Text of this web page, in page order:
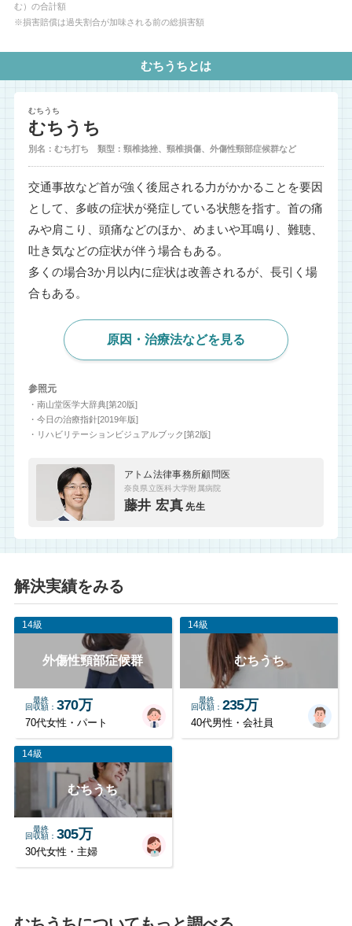
む）の合計額
※損害賠償は過失割合が加味される前の総損害額
むちうちとは
むちうち
むちうち
別名：むち打ち 類型：頸椎捻挫、頸椎損傷、外傷性頸部症候群など
交通事故など首が強く後屈される力がかかることを要因
として、多岐の症状が発症している状態を指す。首の痛
みや肩こり、頭痛などのほか、めまいや耳鳴り、難聴、
吐き気などの症状が伴う場合もある。
多くの場合3か月以内に症状は改善されるが、長引く場
合もある。
原因・治療法などを見る
参照元
・南山堂医学大辞典[第20版]
・今日の治療指針[2019年版]
・リハビリテーションビジュアルブック[第2版]
アトム法律事務所顧問医
奈良県立医科大学附属病院
藤井 宏真 先生
解決実績をみる
14級
外傷性頸部症候群
最終
回収額
370万
70代女性・パート
14級
むちうち
最終
回収額
235万
40代男性・会社員
14級
むちうち
最終
回収額
305万
30代女性・主婦